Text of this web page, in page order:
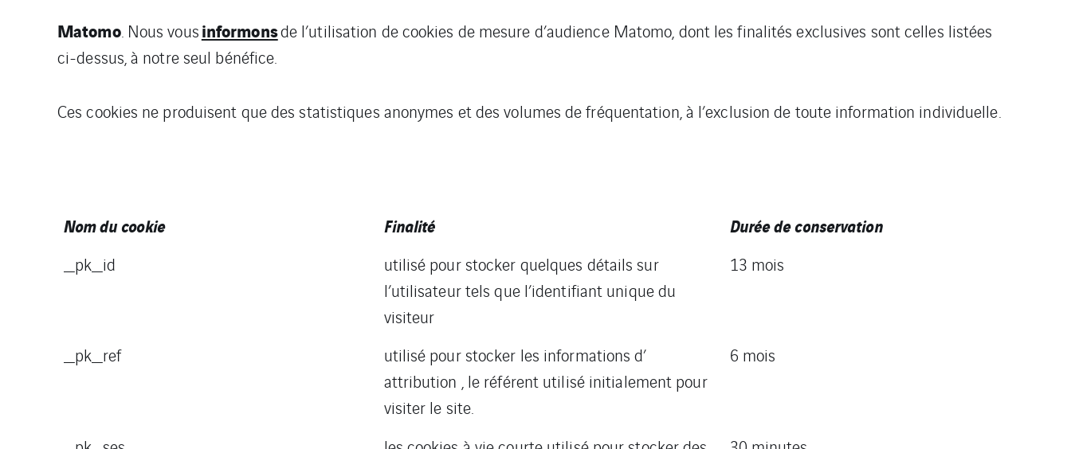
Matomo. Nous vousinformonsde l’utilisation de cookies de mesure d’audience Matomo, dont les finalités exclusives sont celles listées
ci-dessus, à notre seul bénéfice.
Ces cookies ne produisent que des statistiques anonymes et des volumes de fréquentation, à l’exclusion de toute information individuelle.
Nom du cookie Finalité Durée de conservation
_pk_id
utilisé pour stocker quelques détails sur
l’utilisateur tels que l’identifiant unique du
visiteur
13 mois
_pk_ref
utilisé pour stocker les informations d’
attribution , le référent utilisé initialement pour
visiter le site.
6 mois